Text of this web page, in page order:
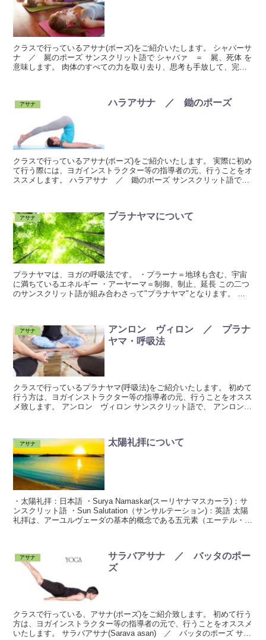
クラスで行っているアサナ(ポーズ)をご紹介いたします。 シャバーサ
ナ ／ 屍のポーズ サンスクリット語で シャバァ ＝ 屍、死体 を
意味します。 肉体のすべての力を取り去り、思考も手放して、完全
アサナ ハラアサナ ／ 鋤のポーズ
クラスで行っているアサナ(ポーズ)をご紹介いたします。 実際に初め
て行う際には、ヨガインストラクター等の指導者の元、行うことをオ
ススメします。 ハラアサナ ／ 鋤のポーズ サンスクリット語で
アサナ プラナヤマについて
プラナヤマは、ヨガの呼吸法です。 ・プラーナ＝地球も含む、宇宙
に満ちているエネルギー ・アーヤーマ＝制御、制止、延長 この二つ
のサンスクリット語が組み合わさって"プラナヤマ"となります。 プ
アサナ
アンロン ヴィロン ／ プラナ
ヤマ・呼吸法
クラスで行っているプラナヤマ(呼吸法)をご紹介いたします。 初めて
行う方は、ヨガインストラクター等の指導者の元、行うことをオスス
メ致します。 アンロン ヴィロン サンスクリット語で、 アンロン
アサナ 太陽礼拝について
・太陽礼拝：日本語 ・Surya Namaskar(スーリヤナマスカーラ)：サ
ンスクリット語 ・Sun Salutation（サンサルテーション)：英語 太陽
礼拝は、アーユルヴェーダの基本的概念である五元素（エーテル・空
アサナ
サラバアサナ ／ バッタのポー
ズ
クラスで行っている、アサナ(ポーズ)をご紹介致します。 初めて行う
方は、ヨガインストラクター等の指導者の元で、行うことをオススメ
いたします。 サラバアサナ(Sarava asan) ／ バッタのポーズ サラ